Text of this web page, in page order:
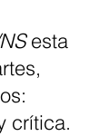
esta
crítica.